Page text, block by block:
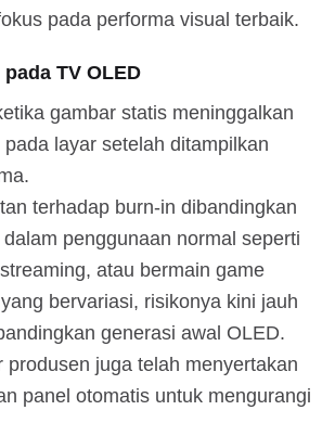
pada performa visual terbaik.
TV OLED
gambar statis meninggalkan
layar setelah ditampilkan
terhadap burn-in dibandingkan
penggunaan normal seperti
atau bermain game
bervariasi, risikonya kini jauh
generasi awal OLED.
produsen juga telah menyertakan
panel otomatis untuk mengurangi